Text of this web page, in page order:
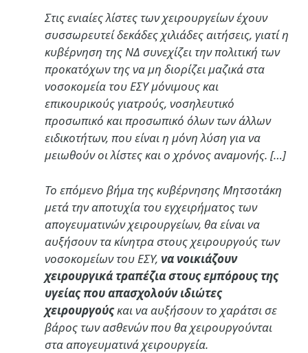
Στις ενιαίες λίστες των χειρουργείων έχουν
συσσωρευτεί δεκάδες χιλιάδες αιτήσεις, γιατί η
κυβέρνηση της ΝΔ συνεχίζει την πολιτική των
προκατόχων της να μη διορίζει μαζικά στα
νοσοκομεία του ΕΣΥ μόνιμους και
επικουρικούς γιατρούς, νοσηλευτικό
προσωπικό και προσωπικό όλων των άλλων
ειδικοτήτων, που είναι η μόνη λύση για να
μειωθούν οι λίστες και ο χρόνος αναμονής. […]
Το επόμενο βήμα της κυβέρνησης Μητσοτάκη
μετά την αποτυχία του εγχειρήματος των
απογευματινών χειρουργείων, θα είναι να
αυξήσουν τα κίνητρα στους χειρουργούς των
νοσοκομείων του ΕΣΥ, να νοικιάζουν
χειρουργικά τραπέζια στους εμπόρους της
υγείας που απασχολούν ιδιώτες
χειρουργούςκαι να αυξήσουν το χαράτσι σε
βάρος των ασθενών που θα χειρουργούνται
στα απογευματινά χειρουργεία.